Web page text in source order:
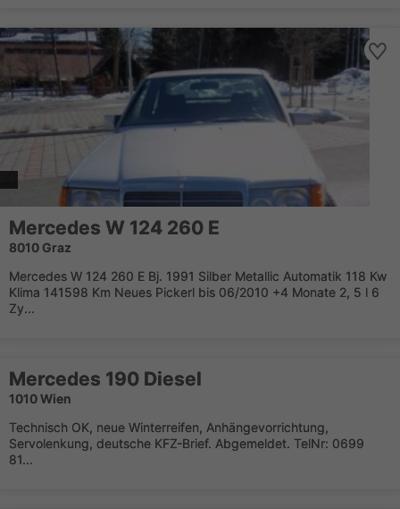
Mercedes W 124 260 E
8010 Graz
Mercedes W 124 260 E Bj. 1991 Silber Metallic Automatik 118 Kw
Klima 141598 Km Neues Pickerl bis 06/2010 +4 Monate 2, 5 l 6
Zy...
Mercedes 190 Diesel
1010 Wien
Technisch OK, neue Winterreifen, Anhängevorrichtung,
Servolenkung, deutsche KFZ-Brief. Abgemeldet. TelNr: 0699
81...